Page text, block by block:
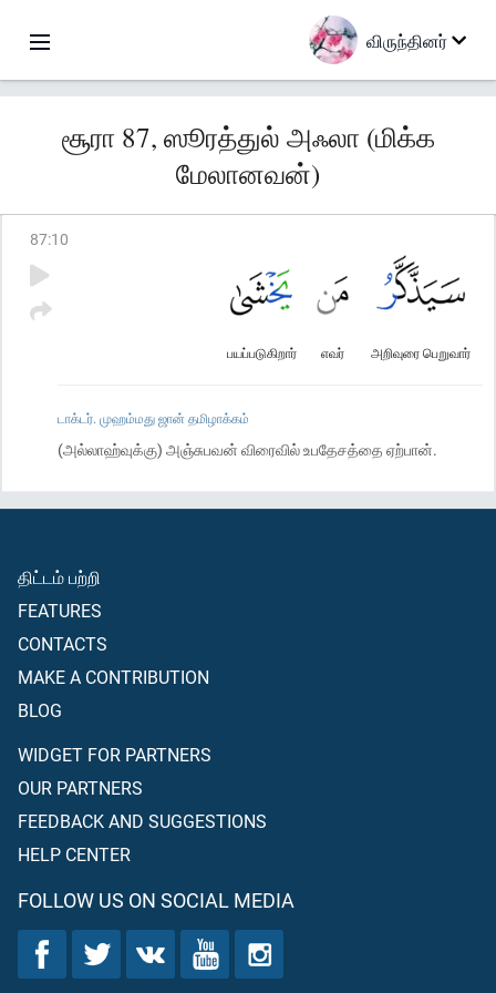
விருந்தினர்
சூரா 87, ஸூரத்துல் அஃலா (மிக்க
மேலானவன்)
87:10
அறிவுரை பெறுவார்
எவர்
பயப்படுகிறார்
டாக்டர். முஹம்மது ஜான் தமிழாக்கம்
(அல்லாஹ்வுக்கு) அஞ்சுபவன் விரைவில் உபதேசத்தை ஏற்பான்.
திட்டம் பற்றி
FEATURES
CONTACTS
MAKE A CONTRIBUTION
BLOG
WIDGET FOR PARTNERS
OUR PARTNERS
FEEDBACK AND SUGGESTIONS
HELP CENTER
FOLLOW US ON SOCIAL MEDIA